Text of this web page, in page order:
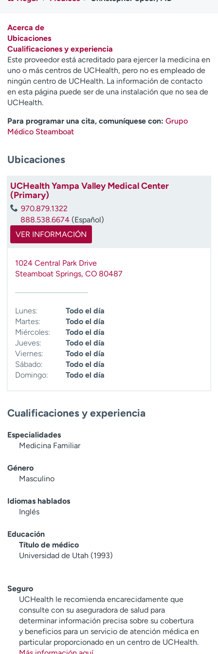
Ready. Set. CO.
Ensayos clínicos
Atención a medios de
comunicación
Contáctenos Noticias e historias
A
y
ú
d
a
a
n
c
o
Acerca de
Ubicaciones
Cualificaciones y experiencia
Este proveedor está acreditado para ejercer la medicina en
uno o más centros de UCHealth, pero no es empleado de
ningún centro de UCHealth. La información de contacto
en esta página puede ser de una instalación que no sea de
UCHealth.
Para programar una cita, comuníquese con: Grupo
Médico Steamboat
Ubicaciones
UCHealth Yampa Valley Medical Center
(Primary)
970.879.1322
888.538.6674 (Español)
VER INFORMACIÓN
1024 Central Park Drive
Steamboat Springs, CO 80487
Lunes:
Todo el día
Martes:
Todo el día
Miércoles:
Todo el día
Jueves:
Todo el día
Viernes:
Todo el día
Sábado:
Todo el día
Domingo:
Todo el día
Cualificaciones y experiencia
Especialidades
Medicina Familiar
Género
Masculino
Idiomas hablados
Inglés
Educación
Título de médico
Universidad de Utah (1993)
Seguro
UCHealth le recomienda encarecidamente que
consulte con su aseguradora de salud para
determinar información precisa sobre su cobertura
y beneficios para un servicio de atención médica en
particular proporcionado en un centro de UCHealth.